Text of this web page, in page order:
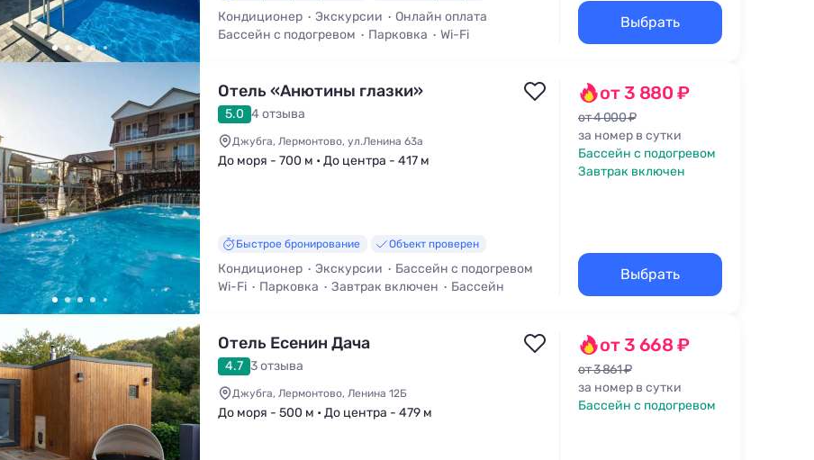
Кондиционер Экскурсии
Онлайн оплата
Бассейн с подогревом
Парковка
Wi-Fi
Выбрать
Отель «Анютины глазки»
5.0 4 отзыва
Джубга, Лермонтово, ул.Ленина 63а
До моря - 700 м • До центра - 417 м
Быстрое бронирование Объект проверен
Кондиционер Экскурсии
Бассейн с подогревом
Wi-Fi
Парковка Завтрак включен Бассейн
от 3 880 ₽
от 4 000 ₽
за номер в сутки
Бассейн с подогревом
Завтрак включен
Выбрать
Отель Есенин Дача
4.7 3 отзыва
Джубга, Лермонтово, Ленина 12Б
До моря - 500 м • До центра - 479 м
от 3 668 ₽
от 3 861 ₽
за номер в сутки
Бассейн с подогревом